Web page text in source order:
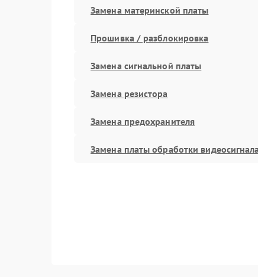
Замена материнской платы
Прошивка / разблокировка
Замена сигнальной платы
Замена резистора
Замена предохранителя
Замена платы обработки видеосигнала